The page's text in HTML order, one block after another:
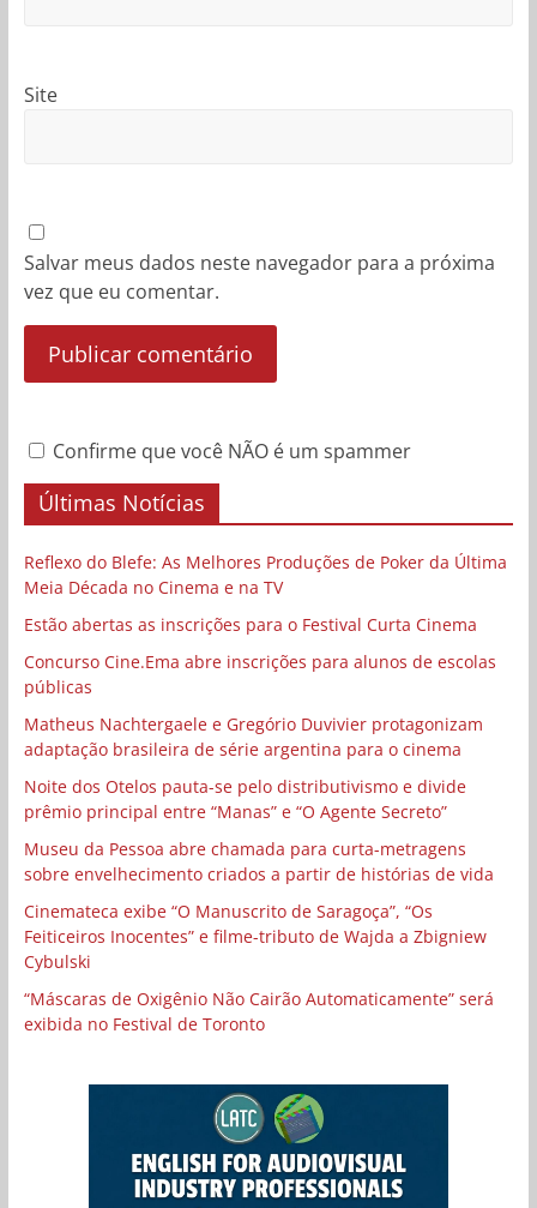
Site
Salvar meus dados neste navegador para a próxima
vez que eu comentar.
Confirme que você NÃO é um spammer
Últimas Notícias
Reflexo do Blefe: As Melhores Produções de Poker da Última
Meia Década no Cinema e na TV
Estão abertas as inscrições para o Festival Curta Cinema
Concurso Cine.Ema abre inscrições para alunos de escolas
públicas
Matheus Nachtergaele e Gregório Duvivier protagonizam
adaptação brasileira de série argentina para o cinema
Noite dos Otelos pauta-se pelo distributivismo e divide
prêmio principal entre “Manas” e “O Agente Secreto”
Museu da Pessoa abre chamada para curta-metragens
sobre envelhecimento criados a partir de histórias de vida
Cinemateca exibe “O Manuscrito de Saragoça”, “Os
Feiticeiros Inocentes” e filme-tributo de Wajda a Zbigniew
Cybulski
“Máscaras de Oxigênio Não Cairão Automaticamente” será
exibida no Festival de Toronto